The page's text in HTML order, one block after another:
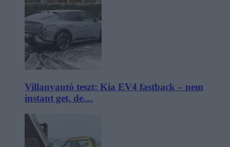
Villanyautó teszt: Kia EV4 fastback – nem
instant get, de…